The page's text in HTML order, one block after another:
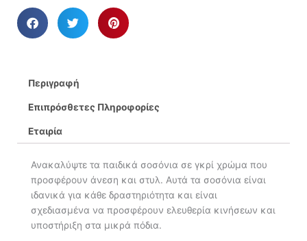
Περιγραφή
Επιπρόσθετες Πληροφορίες
Εταιρία
Ανακαλύψτε τα παιδικά σοσόνια σε γκρί χρώμα που
προσφέρουν άνεση και στυλ. Αυτά τα σοσόνια είναι
ιδανικά για κάθε δραστηριότητα και είναι
σχεδιασμένα να προσφέρουν ελευθερία κινήσεων και
υποστήριξη στα μικρά πόδια.